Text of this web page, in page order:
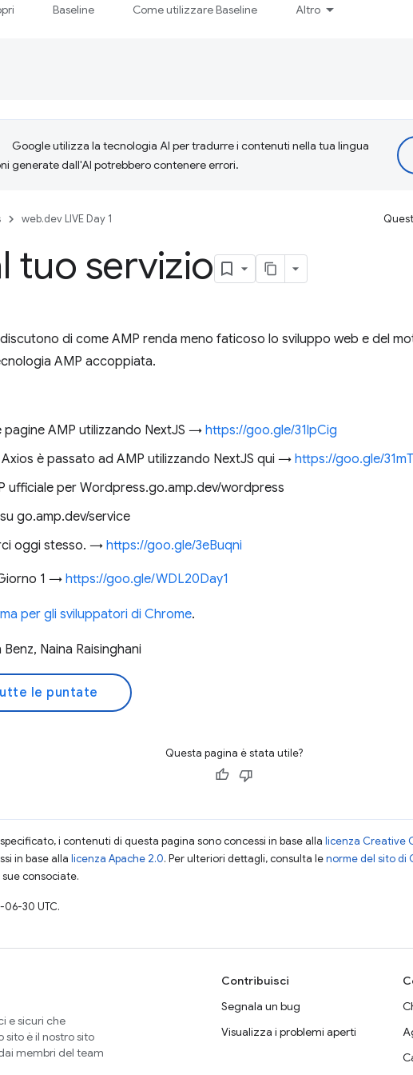
Baseline Come utilizzare Baseline Altro
Google utilizza la tecnologia AI per tradurre i contenuti nella tua lingua
generate dall'AI potrebbero contenere errori.
web.dev LIVE Day 1
tuo servizio
discutono di come AMP renda meno faticoso lo sviluppo web e del
AMP accoppiata.
pagine AMP utilizzando NextJS → https://goo.gle/31lpCig
è passato ad AMP utilizzando NextJS qui → https://goo.gle/
ufficiale per Wordpress.go.amp.dev/wordpress
go.amp.dev/service
oggi stesso. → https://goo.gle/3eBuqni
1 → https://goo.gle/WDL20Day1
per gli sviluppatori di Chrome.
Naina Raisinghani
le puntate
Questa pagina è stata utile?
i contenuti di questa pagina sono concessi in base alla licenza Creative
in base alla licenza Apache 2.0. Per ulteriori dettagli, consulta lenorme del sito di
consociate.
30 UTC.
e sicuri che
è il nostro sito
membri del team
Contribuisci
Segnala un bug
Visualizza i problemi aperti